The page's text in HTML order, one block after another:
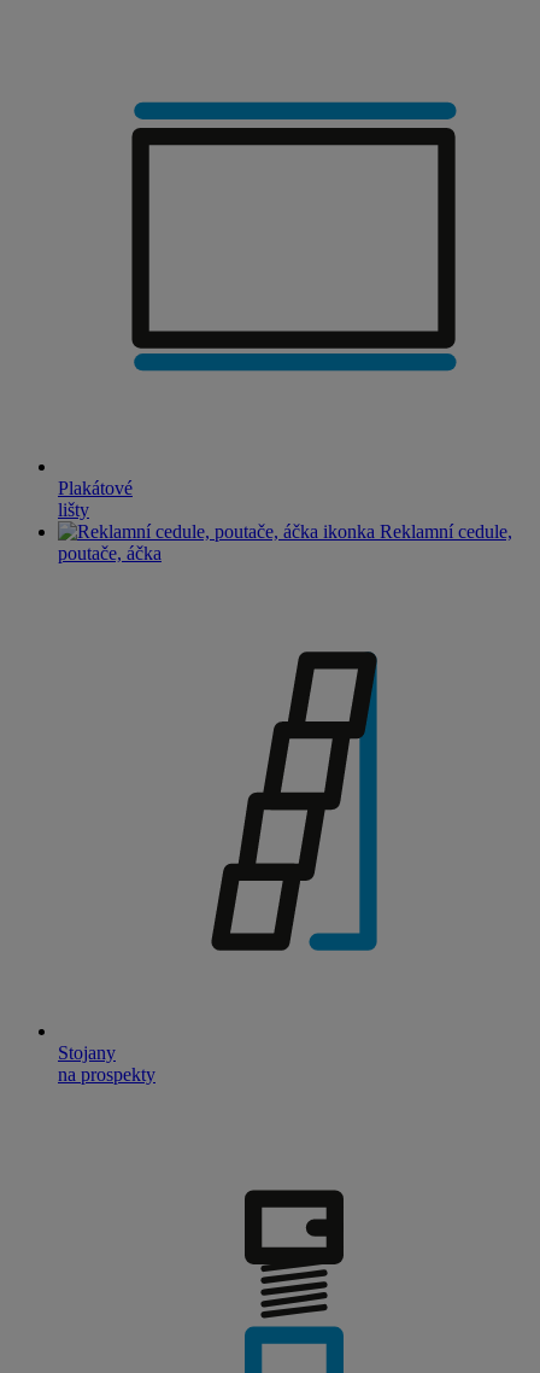
Plakátové
lišty
Reklamní cedule,
poutače, áčka
Stojany
na prospekty